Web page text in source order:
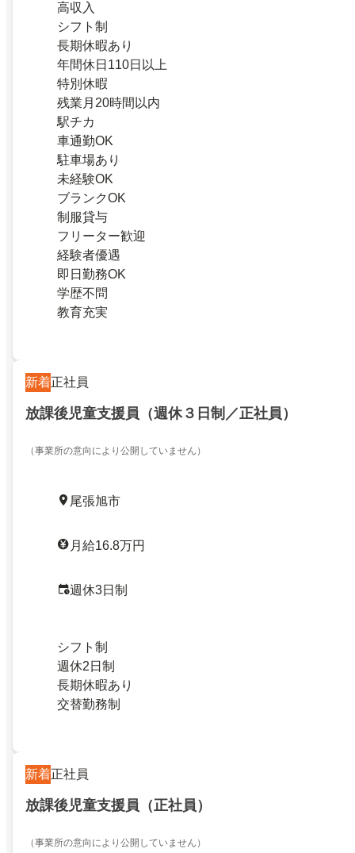
高収入
シフト制
長期休暇あり
年間休日110日以上
特別休暇
残業月20時間以内
駅チカ
車通勤OK
駐車場あり
未経験OK
ブランクOK
制服貸与
フリーター歓迎
経験者優遇
即日勤務OK
学歴不問
教育充実
新着正社員
放課後児童支援員（週休３日制／正社員）
（事業所の意向により公開していません）
尾張旭市
月給16.8万円
週休3日制
シフト制
週休2日制
長期休暇あり
交替勤務制
新着正社員
放課後児童支援員（正社員）
（事業所の意向により公開していません）